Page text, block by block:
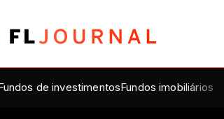
de investimentosFundos imobiliários